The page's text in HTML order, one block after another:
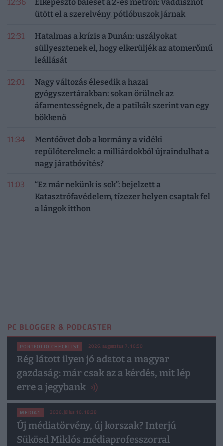
12:36
Elképesztő baleset a 2-es metrón: vaddisznót
ütött el a szerelvény, pótlóbuszok járnak
12:31
Hatalmas a krízis a Dunán: uszályokat
süllyesztenek el, hogy elkerüljék az atomerőmű
leállását
12:01
Nagy változás élesedik a hazai
gyógyszertárakban: sokan örülnek az
áfamentességnek, de a patikák szerint van egy
bökkenő
11:34
Mentőövet dob a kormány a vidéki
repülőtereknek: a milliárdokból újraindulhat a
nagy járatbővítés?
11:03
“Ez már nekünk is sok”: bejelzett a
Katasztrófavédelem, tízezer helyen csaptak fel
a lángok itthon
PC BLOGGER & PODCASTER
PORTFOLIO CHECKLIST 2026. augusztus 7. 16:50
Rég látott ilyen jó adatot a magyar
gazdaság: már csak az a kérdés, mit lép
erre a jegybank
MEDIA1 2026. július 16. 18:28
Új médiatörvény, új korszak? Interjú
Sükösd Miklós médiaprofesszorral